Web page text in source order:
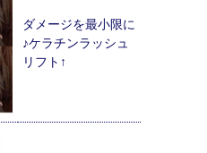
ダメージを最小限に
♪ケラチンラッシュ
リフト↑